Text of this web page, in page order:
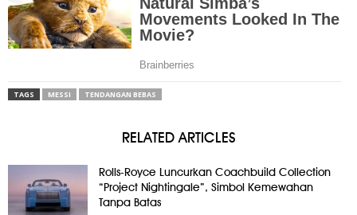
TAGS MESSI TENDANGAN BEBAS
RELATED ARTICLES
Rolls-Royce Luncurkan Coachbuild Collection
“Project Nightingale”, Simbol Kemewahan
Tanpa Batas